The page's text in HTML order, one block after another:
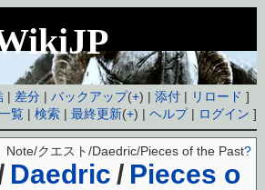
| 差分 |バックアップ(+) |添付 | リロード ]
覧 |検索 |最終更新(+) |ヘルプ| ログイン ]
Daedric / Pieces o
Note/クエスト/Daedric/Pieces of the Past?